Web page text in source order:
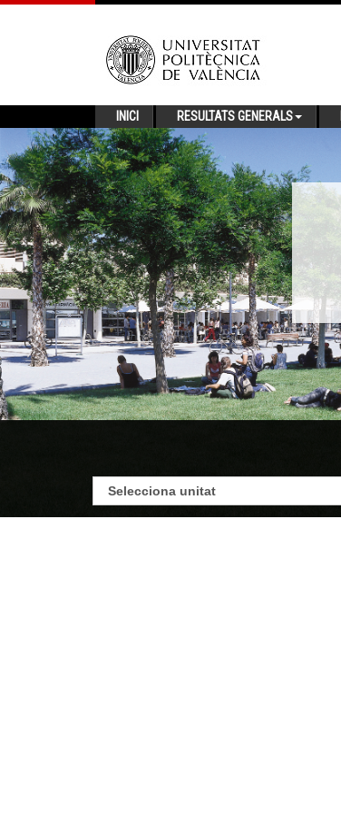
INICI RESULTATS GENERALS